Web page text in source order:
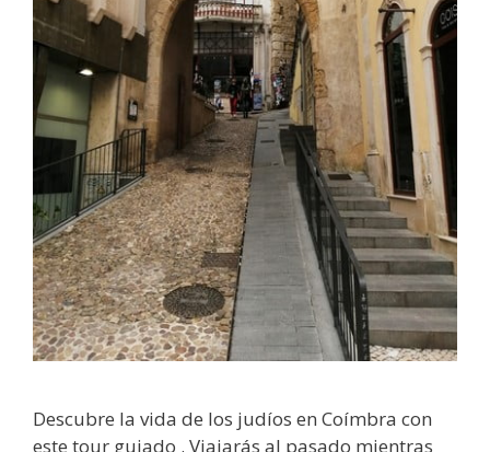
Descubre la vida de los judíos en Coímbra con
este tour guiado . Viajarás al pasado mientras